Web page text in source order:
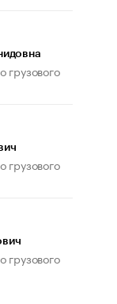
живет глава
грузового
грузового
грузового